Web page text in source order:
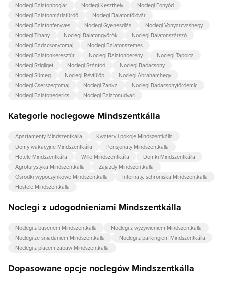
Noclegi Balatonboglár
Noclegi Keszthely
Noclegi Fonyód
Noclegi Balatonmáriafürdő
Noclegi Balatonföldvár
Noclegi Balatonfenyves
Noclegi Gyenesdiás
Noclegi Vonyarcvashegy
Noclegi Tihany
Noclegi Balatongyörök
Noclegi Balatonszárszó
Noclegi Badacsonytomaj
Noclegi Balatonszemes
Noclegi Balatonkeresztúr
Noclegi Balatonberény
Noclegi Tapolca
Noclegi Szigliget
Noclegi Szántód
Noclegi Badacsony
Noclegi Sümeg
Noclegi Révfülöp
Noclegi Ábrahámhegy
Noclegi Cserszegtomaj
Noclegi Zánka
Noclegi Badacsonytördemic
Noclegi Balatonederics
Noclegi Balatonudvari
Kategorie noclegowe Mindszentkálla
Apartamenty Mindszentkálla
Kwatery i pokoje Mindszentkálla
Domy wakacyjne Mindszentkálla
Pensjonaty Mindszentkálla
Hotele Mindszentkálla
Wille Mindszentkálla
Domki Mindszentkálla
Agroturystyka Mindszentkálla
Zajazdy Mindszentkálla
Ośrodki wypoczynkowe Mindszentkálla
Internaty, schroniska Mindszentkálla
Hostele Mindszentkálla
Noclegi z udogodnieniami Mindszentkálla
Noclegi z basenem Mindszentkálla
Noclegi z wyżywieniem Mindszentkálla
Noclegi ze śniadaniem Mindszentkálla
Noclegi z parkingiem Mindszentkálla
Noclegi z placem zabaw Mindszentkálla
Dopasowane opcje noclegów Mindszentkálla